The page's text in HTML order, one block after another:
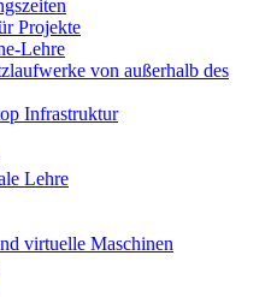
Projekte
Lehre
von außerhalb des
Infrastruktur
Lehre
virtuelle Maschinen